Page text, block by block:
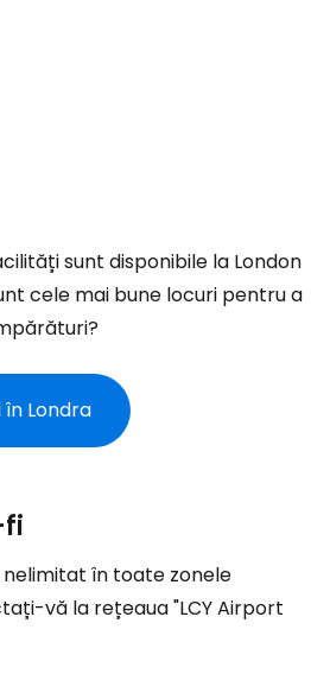
sunt disponibile la London
cele mai bune locuri pentru a
Londra
fi
în toate zonele
vă la rețeaua "LCY Airport